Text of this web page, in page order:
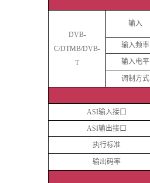
DVB-
C/DTMB/DVB-
T
输入
输入频率
输入电平
调制方式
ASI输入接口
ASI输出接口
执行标准
输出码率